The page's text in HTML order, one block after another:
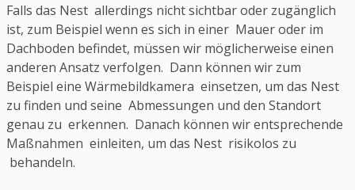
Falls das Nest allerdings nicht sichtbar oder zugänglich
ist, zum Beispiel wenn es sich in einer Mauer oder im
Dachboden befindet, müssen wir möglicherweise einen
anderen Ansatz verfolgen. Dann können wir zum
Beispiel eine Wärmebildkamera einsetzen, um das Nest
zu finden und seine Abmessungen und den Standort
genau zu erkennen. Danach können wir entsprechende
Maßnahmen einleiten, um das Nest risikolos zu
behandeln.